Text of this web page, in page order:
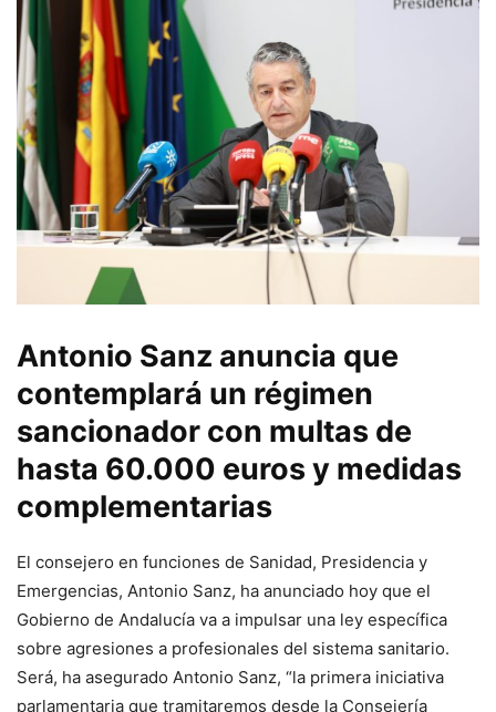
Antonio Sanz anuncia que
contemplará un régimen
sancionador con multas de
hasta 60.000 euros y medidas
complementarias
El consejero en funciones de Sanidad, Presidencia y
Emergencias, Antonio Sanz, ha anunciado hoy que el
Gobierno de Andalucía va a impulsar una ley específica
sobre agresiones a profesionales del sistema sanitario.
Será, ha asegurado Antonio Sanz, “la primera iniciativa
parlamentaria que tramitaremos desde la Consejería